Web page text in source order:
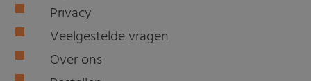
Privacy
Veelgestelde vragen
Over ons